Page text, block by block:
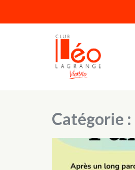
au
Catégorie :